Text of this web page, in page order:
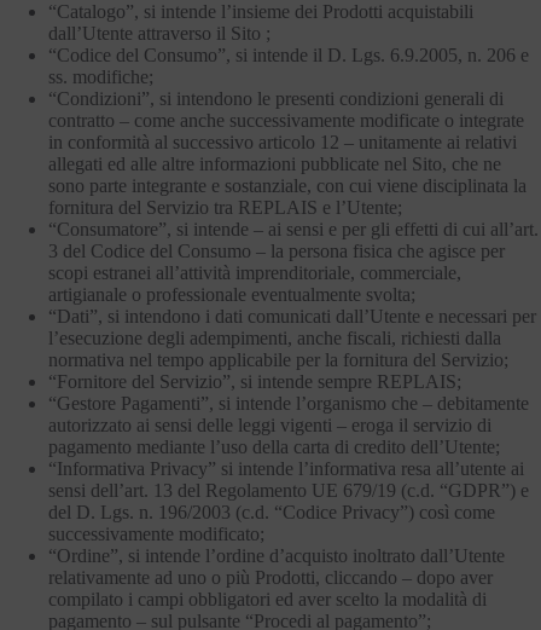
“Catalogo”, si intende l’insieme dei Prodotti acquistabili
dall’Utente attraverso il Sito ;
“Codice del Consumo”, si intende il D. Lgs. 6.9.2005, n. 206 e
ss. modifiche;
“Condizioni”, si intendono le presenti condizioni generali di
contratto – come anche successivamente modificate o integrate
in conformità al successivo articolo 12 – unitamente ai relativi
allegati ed alle altre informazioni pubblicate nel Sito, che ne
sono parte integrante e sostanziale, con cui viene disciplinata la
fornitura del Servizio tra REPLAIS e l’Utente;
“Consumatore”, si intende – ai sensi e per gli effetti di cui all’art.
3 del Codice del Consumo – la persona fisica che agisce per
scopi estranei all’attività imprenditoriale, commerciale,
artigianale o professionale eventualmente svolta;
“Dati”, si intendono i dati comunicati dall’Utente e necessari per
l’esecuzione degli adempimenti, anche fiscali, richiesti dalla
normativa nel tempo applicabile per la fornitura del Servizio;
“Fornitore del Servizio”, si intende sempre REPLAIS;
“Gestore Pagamenti”, si intende l’organismo che – debitamente
autorizzato ai sensi delle leggi vigenti – eroga il servizio di
pagamento mediante l’uso della carta di credito dell’Utente;
“Informativa Privacy” si intende l’informativa resa all’utente ai
sensi dell’art. 13 del Regolamento UE 679/19 (c.d. “GDPR”) e
del D. Lgs. n. 196/2003 (c.d. “Codice Privacy”) così come
successivamente modificato;
“Ordine”, si intende l’ordine d’acquisto inoltrato dall’Utente
relativamente ad uno o più Prodotti, cliccando – dopo aver
compilato i campi obbligatori ed aver scelto la modalità di
pagamento – sul pulsante “Procedi al pagamento”;